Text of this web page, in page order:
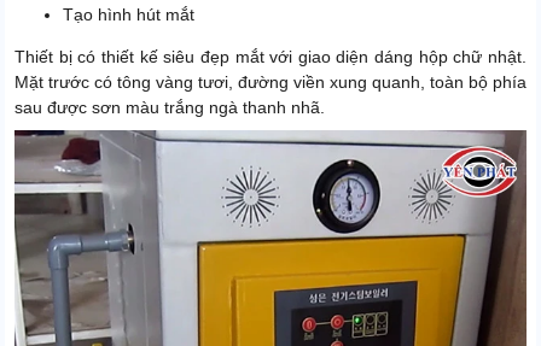
Tạo hình hút mắt
Thiết bị có thiết kế siêu đẹp mắt với giao diện dáng hộp chữ nhật.
Mặt trước có tông vàng tươi, đường viền xung quanh, toàn bộ phía
sau được sơn màu trắng ngà thanh nhã.